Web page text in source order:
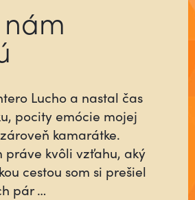
Lucho a nastal čas
pocity emócie mojej
kamarátke.
práve kvôli vzťahu, aký
cestou som si prešiel
pár …